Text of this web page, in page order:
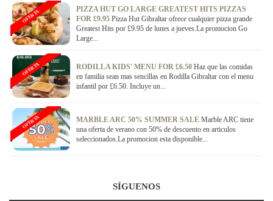
PIZZA HUT GO LARGE GREATEST HITS PIZZAS
FOR £9.95 Pizza Hut Gibraltar ofrece cualquier pizza grande
Greatest Hits por £9.95 de lunes a jueves.La promocion Go
Large...
OFERTA
RODILLA KIDS' MENU FOR £6.50 Haz que las comidas
en familia sean mas sencillas en Rodilla Gibraltar con el menu
infantil por £6.50. Incluye un...
OFERTA
MARBLE ARC 50% SUMMER SALE Marble ARC tiene
una oferta de verano con 50% de descuento en articulos
seleccionados.La promocion esta disponible...
OFERTA
SÍGUENOS